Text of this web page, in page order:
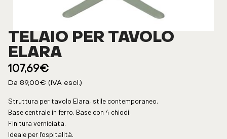
TELAIO PER TAVOLO
ELARA
107,69€
Da 89,00€ (IVA escl.)
Struttura per tavolo Elara, stile contemporaneo.
Base centrale in ferro. Base con 4 chiodi.
Finitura verniciata.
Ideale per l’ospitalità.